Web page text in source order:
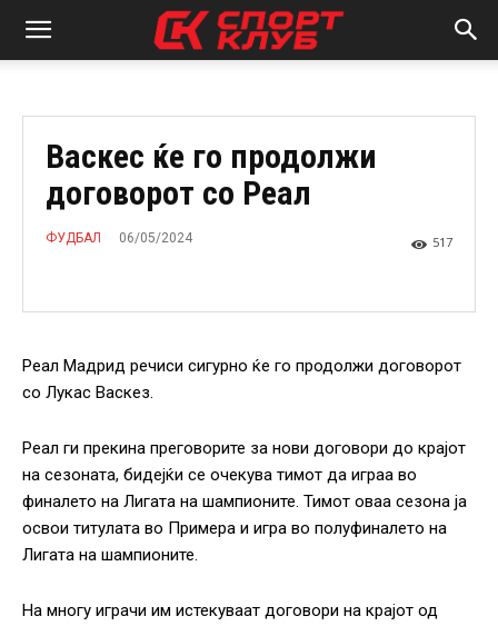
Васкес ќе го продолжи
договорот со Реал
ФУДБАЛ 06/05/2024 517
Реал Мадрид речиси сигурно ќе го продолжи договорот
со Лукас Васкез.
Реал ги прекина преговорите за нови договори до крајот
на сезоната, бидејќи се очекува тимот да играа во
финалето на Лигата на шампионите. Тимот оваа сезона ја
освои титулата во Примера и игра во полуфиналето на
Лигата на шампионите.
На многу играчи им истекуваат договори на крајот од